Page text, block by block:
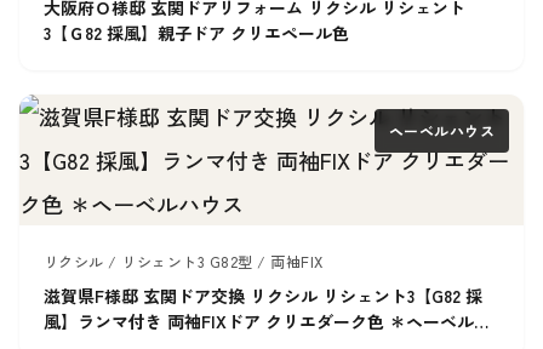
大阪府Ｏ様邸 玄関ドアリフォーム リクシル リシェント
3【Ｇ82 採風】親子ドア クリエペール色
ヘーベルハウス
リクシル / リシェント3 G82型 / 両袖FIX
滋賀県F様邸 玄関ドア交換 リクシル リシェント3【G82 採
風】ランマ付き 両袖FIXドア クリエダーク色 ＊ヘーベルハ